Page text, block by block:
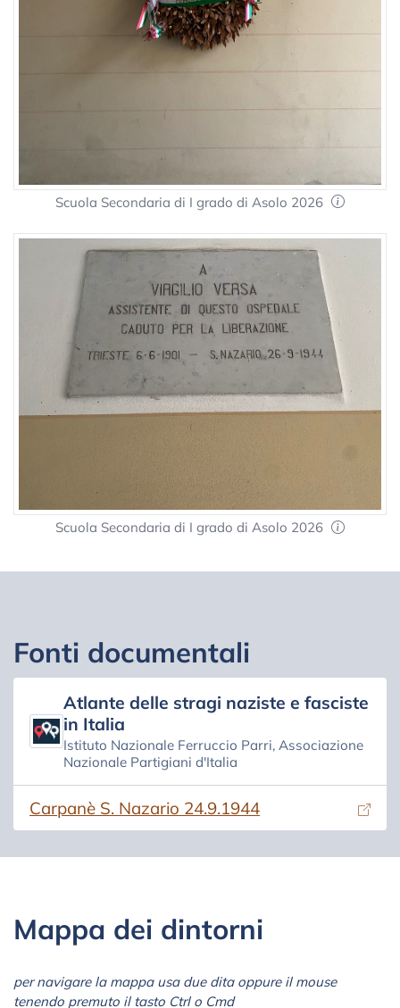
Scuola Secondaria di I grado di Asolo 2026
Scuola Secondaria di I grado di Asolo 2026
Fonti documentali
Atlante delle stragi naziste e fasciste
in Italia
Istituto Nazionale Ferruccio Parri, Associazione
Nazionale Partigiani d'Italia
Carpanè S. Nazario 24.9.1944
(si apre in una nuova scheda)
Mappa dei dintorni
per navigare la mappa usa due dita oppure il mouse
tenendo premuto il tasto Ctrl o Cmd